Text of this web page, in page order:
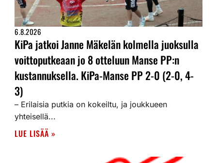
6.8.2026
KiPa jatkoi Janne Mäkelän kolmella juoksulla
voittoputkeaan jo 8 otteluun Manse PP:n
kustannuksella. KiPa-Manse PP 2-0 (2-0, 4-
3)
– Erilaisia putkia on kokeiltu, ja joukkueen
yhteisellä...
LUE LISÄÄ »